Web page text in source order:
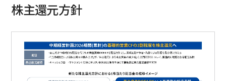
株主還元方針